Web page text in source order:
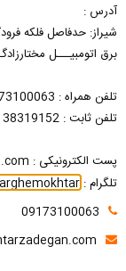
آدرس :
شیراز: حدفاصل فلکه
برق اتومبیـــل
تلفن همراه : 01973100063 | 09171065125
تلفن ثابت : 07138319152
پست الکترونیکی : Info@mokhtarzadegan.com
تلگرام :
09173100063